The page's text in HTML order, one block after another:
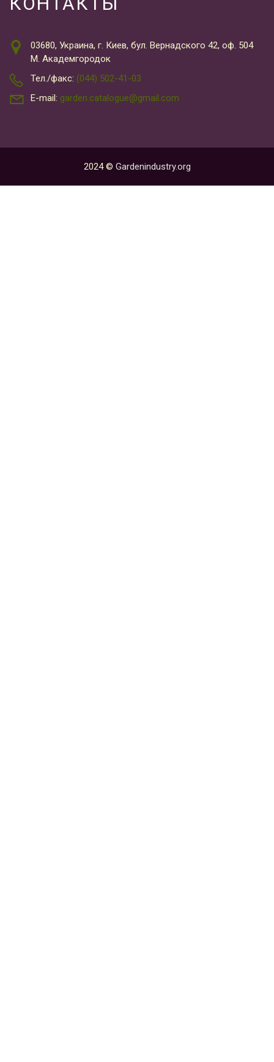
03680, Украина, г. Киев, бул. Вернадского 42, оф. 504
М. Академгородок
Тел./факс: (044) 502-41-03
E-mail: garden.catalogue@gmail.com
2024 © Gardenindustry.org